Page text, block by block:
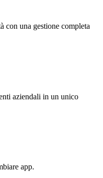
con una gestione completa
aziendali in un unico
app.